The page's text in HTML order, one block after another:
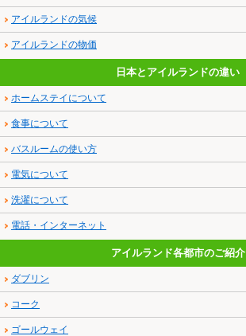
アイルランドの気候
アイルランドの物価
日本とアイルランドの違い
ホームステイについて
食事について
バスルームの使い方
電気について
洗濯について
電話・インターネット
アイルランド各都市のご紹介
ダブリン
コーク
ゴールウェイ